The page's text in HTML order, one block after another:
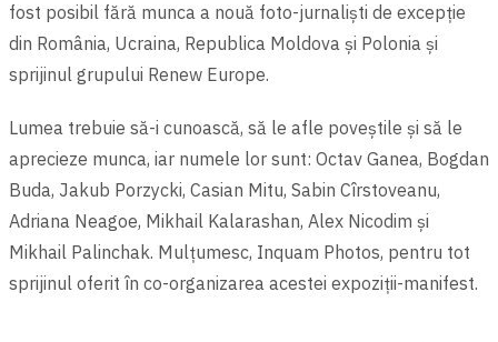
fost posibil fără munca a nouă foto-jurnaliști de excepție
din România, Ucraina, Republica Moldova și Polonia și
sprijinul grupului Renew Europe.
Lumea trebuie să-i cunoască, să le afle poveștile și să le
aprecieze munca, iar numele lor sunt: Octav Ganea, Bogdan
Buda, Jakub Porzycki, Casian Mitu, Sabin Cîrstoveanu,
Adriana Neagoe, Mikhail Kalarashan, Alex Nicodim și
Mikhail Palinchak. Mulțumesc, Inquam Photos, pentru tot
sprijinul oferit în co-organizarea acestei expoziții-manifest.